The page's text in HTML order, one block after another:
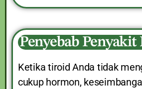
Penyebab
Ketika tiroid Anda tidak
cukup hormon,